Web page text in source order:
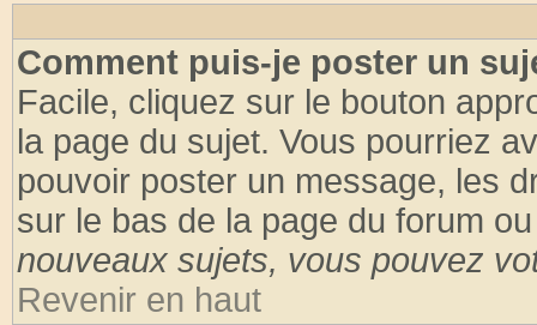
Comment puis-je poster un
Facile, cliquez sur le bouton
la page du sujet. Vous pourriez
pouvoir poster un message, les
sur le bas de la page du forum
nouveaux sujets, vous pouvez
Revenir en haut